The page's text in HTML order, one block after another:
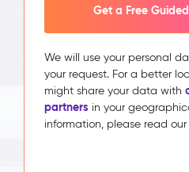
Get a Free
We will use your personal
your request. For a better
might share your data with
partners in your
information, please read our